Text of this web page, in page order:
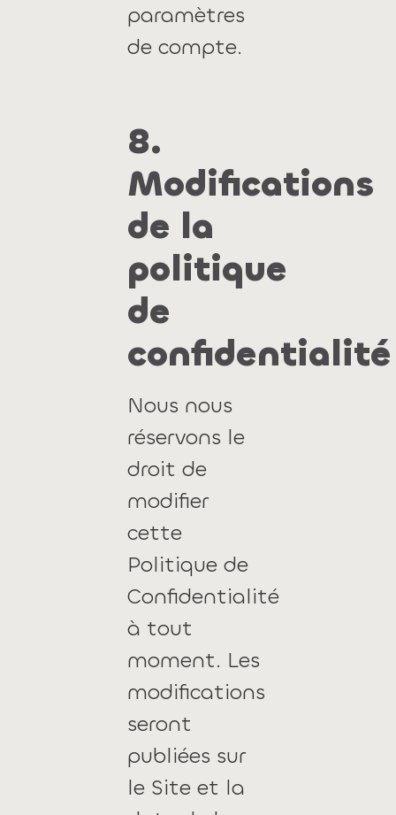
paramètres
de compte.
8.
Modifications
de la
politique
de
confidentialité
Nous nous
réservons le
droit de
modifier
cette
Politique de
Confidentialité
à tout
moment. Les
modifications
seront
publiées sur
le Site et la